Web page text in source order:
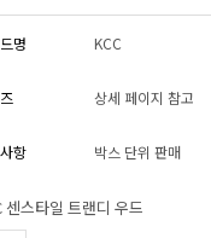
명 KCC
상세 페이지 참고
항 박스 단위 판매
센스타일 트랜디 우드